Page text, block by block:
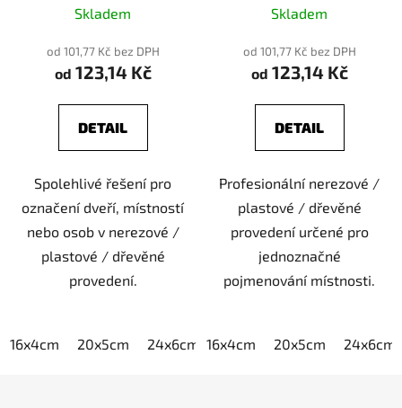
Skladem
od 101,77 Kč bez DPH
od 123,14 Kč
DETAIL
Spolehlivé řešení pro
označení dveří, místností
nebo osob v nerezové /
plastové / dřevěné
provedení.
16x4cm 20x5cm 24x6cm 30x7,5cm 40x10cm
Skladem
od 101,77 Kč bez DPH
od 123,14 Kč
DETAIL
Profesionální nerezové /
plastové / dřevěné
provedení určené pro
jednoznačné
pojmenování místnosti.
16x4cm 20x5cm 24x6cm